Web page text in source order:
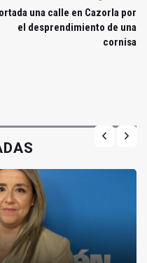
una calle en Cazorla por
el desprendimiento de una
cornisa